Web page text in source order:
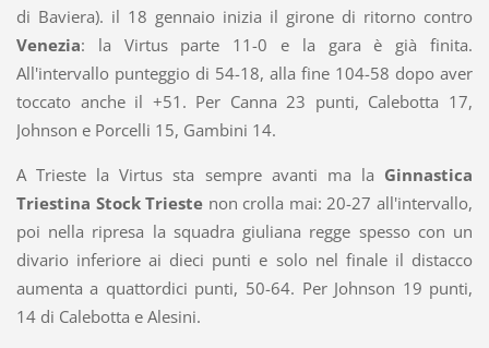
di Baviera). il 18 gennaio inizia il girone di ritorno contro
Venezia: la Virtus parte 11-0 e la gara è già finita.
All'intervallo punteggio di 54-18, alla fine 104-58 dopo aver
toccato anche il +51. Per Canna 23 punti, Calebotta 17,
Johnson e Porcelli 15, Gambini 14.
A Trieste la Virtus sta sempre avanti ma la Ginnastica
Triestina Stock Trieste non crolla mai: 20-27 all'intervallo,
poi nella ripresa la squadra giuliana regge spesso con un
divario inferiore ai dieci punti e solo nel finale il distacco
aumenta a quattordici punti, 50-64. Per Johnson 19 punti,
14 di Calebotta e Alesini.